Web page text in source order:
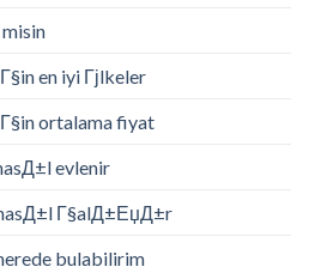
en iyi Гјlkeler
ortalama fiyat
evlenir
Г§alД±ЕџД±r
bulabilirim